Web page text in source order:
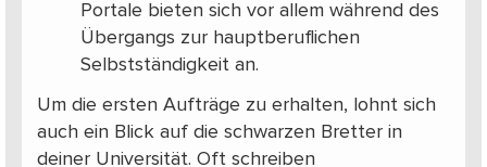
Portale bieten sich vor allem während des
Übergangs zur hauptberuflichen
Selbstständigkeit an.
Um die ersten Aufträge zu erhalten, lohnt sich
auch ein Blick auf die schwarzen Bretter in
deiner Universität. Oft schreiben